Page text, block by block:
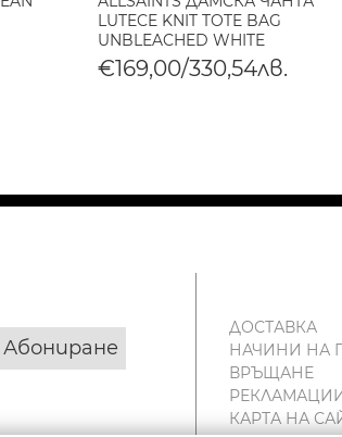
LUTECE KNIT TOTE BAG
UNBLEACHED WHITE
€169,00/330,54лв.
Абониране
ДОСТАВКА
НАЧИНИ НА
ВРЪЩАНЕ
КАРТА НА